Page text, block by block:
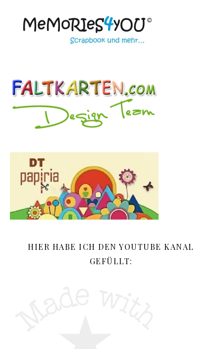
HIER HABE ICH DEN YOUTUBE KANAL
GEFÜLLT: